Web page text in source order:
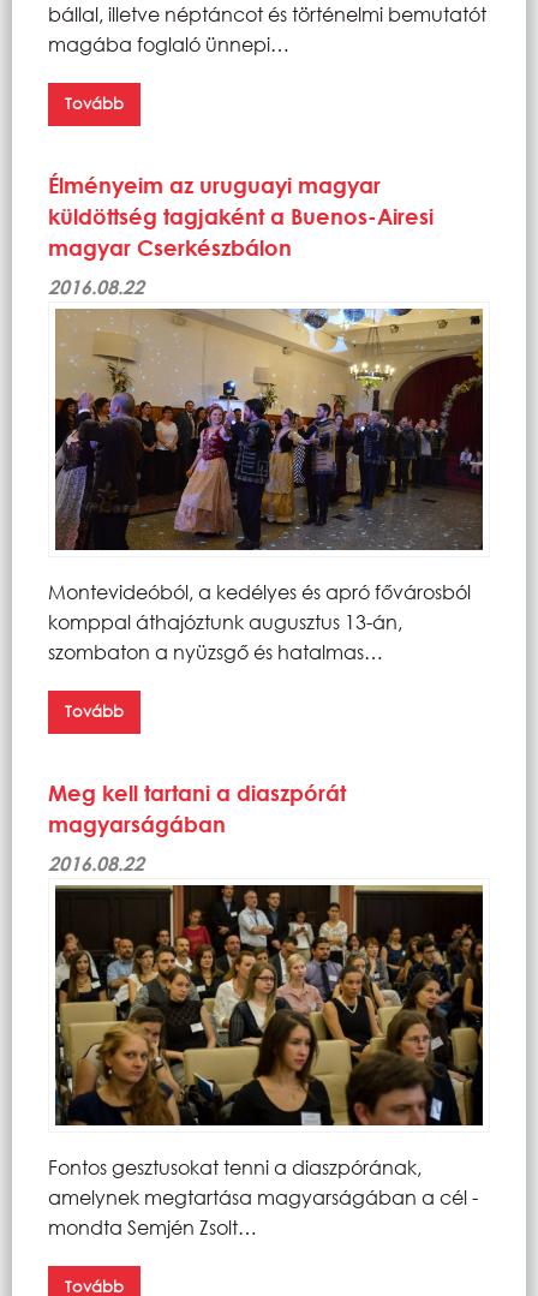
bállal, illetve néptáncot és történelmi bemutatót
magába foglaló ünnepi…
Tovább
Élményeim az uruguayi magyar
küldöttség tagjaként a Buenos-Airesi
magyar Cserkészbálon
2016.08.22
Montevideóból, a kedélyes és apró fővárosból
komppal áthajóztunk augusztus 13-án,
szombaton a nyüzsgő és hatalmas…
Tovább
Meg kell tartani a diaszpórát
magyarságában
2016.08.22
Fontos gesztusokat tenni a diaszpórának,
amelynek megtartása magyarságában a cél -
mondta Semjén Zsolt…
Tovább